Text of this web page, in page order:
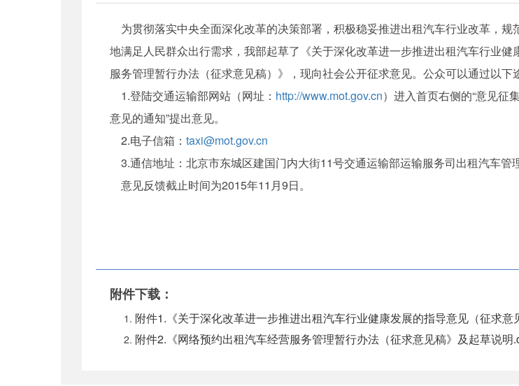
为贯彻落实中央全面深化改革的决策部署，积极稳妥推进出租汽车行业改革，
地满足人民群众出行需求，我部起草了《关于深化改革进一步推进出租汽车行业
服务管理暂行办法（征求意见稿）》，现向社会公开征求意见。公众可以通过以下
1.登陆交通运输部网站（网址： http://www.mot.gov.cn）进入首页右侧的“意见征
意见的通知”提出意见。
2.电子信箱： taxi@mot.gov.cn
3.通信地址：北京市东城区建国门内大街11号交通运输部运输服务司出租汽车管
意见反馈截止时间为2015年11月9日。
附件下载：
附件1.《关于深化改革进一步推进出租汽车行业健康发展的指导意见（征求
附件2.《网络预约出租汽车经营服务管理暂行办法（征求意见稿》及起草说明